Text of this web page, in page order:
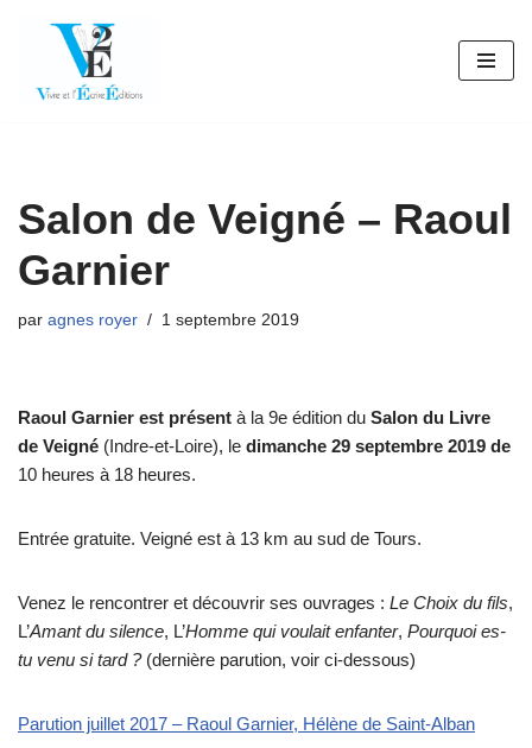
au
Salon de Veigné – Raoul
Garnier
par agnes royer 1 septembre 2019
Raoul Garnier est présent à la 9e édition du Salon du Livre
de Veigné (Indre-et-Loire), le dimanche 29 septembre 2019 de
10 heures à 18 heures.
Entrée gratuite. Veigné est à 13 km au sud de Tours.
Venez le rencontrer et découvrir ses ouvrages : Le Choix du fils,
L’Amant du silence, L’Homme qui voulait enfanter, Pourquoi es-
tu venu si tard ?(dernière parution, voir ci-dessous)
Parution juillet 2017 – Raoul Garnier, Hélène de Saint-Alban